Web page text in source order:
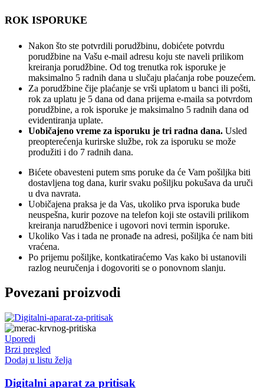
ROK ISPORUKE
Nakon što ste potvrdili porudžbinu, dobićete potvrdu
porudžbine na Vašu e-mail adresu koju ste naveli prilikom
kreiranja porudžbine. Od tog trenutka rok isporuke je
maksimalno 5 radnih dana u slučaju plaćanja robe pouzećem.
Za porudžbine čije plaćanje se vrši uplatom u banci ili pošti,
rok za uplatu je 5 dana od dana prijema e-maila sa potvrdom
porudžbine, a rok isporuke je maksimalno 5 radnih dana od
evidentiranja uplate.
Uobičajeno vreme za isporuku je tri radna dana. Usled
preopterećenja kurirske službe, rok za isporuku se može
produžiti i do 7 radnih dana.
Bićete obavesteni putem sms poruke da će Vam pošiljka biti
dostavljena tog dana, kurir svaku pošiljku pokušava da uruči
u dva navrata.
Uobičajena praksa je da Vas, ukoliko prva isporuka bude
neuspešna, kurir pozove na telefon koji ste ostavili prilikom
kreiranja narudžbenice i ugovori novi termin isporuke.
Ukoliko Vas i tada ne pronađe na adresi, pošiljka će nam biti
vraćena.
Po prijemu pošiljke, kontkatiraćemo Vas kako bi ustanovili
razlog neuručenja i dogovoriti se o ponovnom slanju.
Povezani proizvodi
Uporedi
Brzi pregled
Dodaj u listu želja
Digitalni aparat za pritisak